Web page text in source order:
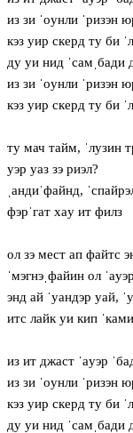
из зи ˈoунли ˈризэн
кэз уир скерд ту би
ду уи нид ˈсамˌбади
из зи ˈoунли ˈризэн
кэз уир скерд ту би
ту мач тайм, ˈлузин
уэр уаз зэ риэл?
ˌандиˈфайнд,
фэрˈгат хaу ит филз
ол зэ мест ап файтс
ˈмэгнэˌфайин ол
энд ай ˈуандэр уай,
итс лайк уи кип
из ит джаст ˈaуэр
из зи ˈoунли ˈризэн
кэз уир скерд ту би
ду уи нид ˈсамˌбади